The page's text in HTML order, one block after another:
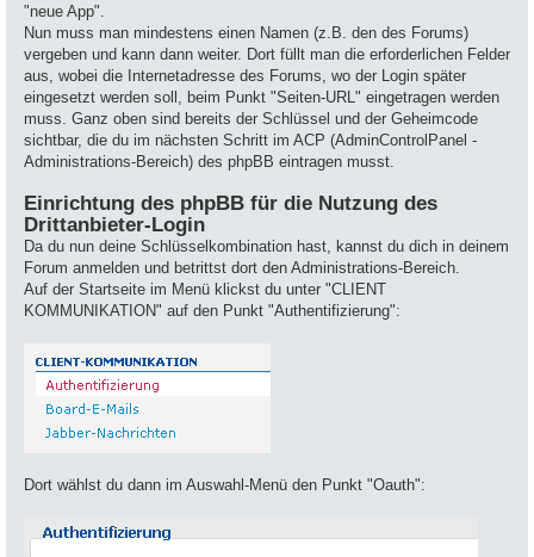
"neue App".
Nun muss man mindestens einen Namen (z.B. den des Forums)
vergeben und kann dann weiter. Dort füllt man die erforderlichen Felder
aus, wobei die Internetadresse des Forums, wo der Login später
eingesetzt werden soll, beim Punkt "Seiten-URL" eingetragen werden
muss. Ganz oben sind bereits der Schlüssel und der Geheimcode
sichtbar, die du im nächsten Schritt im ACP (AdminControlPanel -
Administrations-Bereich) des phpBB eintragen musst.
Einrichtung des phpBB für die Nutzung des
Drittanbieter-Login
Da du nun deine Schlüsselkombination hast, kannst du dich in deinem
Forum anmelden und betrittst dort den Administrations-Bereich.
Auf der Startseite im Menü klickst du unter "CLIENT
KOMMUNIKATION" auf den Punkt "Authentifizierung":
Dort wählst du dann im Auswahl-Menü den Punkt "Oauth":